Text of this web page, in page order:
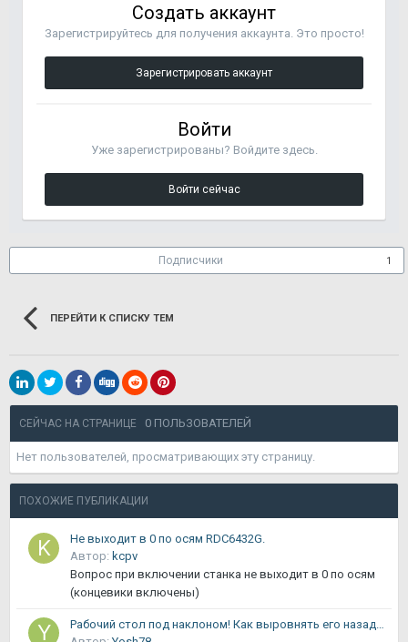
Создать аккаунт
Зарегистрируйтесь для получения аккаунта. Это просто!
Зарегистрировать аккаунт
Войти
Уже зарегистрированы? Войдите здесь.
Войти сейчас
Подписчики 1
ПЕРЕЙТИ К СПИСКУ ТЕМ
СЕЙЧАС НА СТРАНИЦЕ 0 ПОЛЬЗОВАТЕЛЕЙ
Нет пользователей, просматривающих эту страницу.
ПОХОЖИЕ ПУБЛИКАЦИИ
Не выходит в 0 по осям RDC6432G.
Автор: kcpv
Вопрос при включении станка не выходит в 0 по осям
(концевики включены)
Рабочий стол под наклоном! Как выровнять его назад в горизонт?